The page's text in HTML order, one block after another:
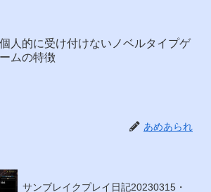
個人的に受け付けないノベルタイプゲ
ームの特徴
あめあられ
サンブレイクプレイ日記20230315・